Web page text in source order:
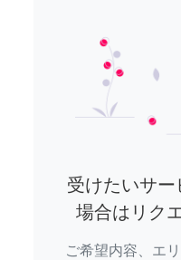
受けたいサ
場合はリク
ご希望内容、エ